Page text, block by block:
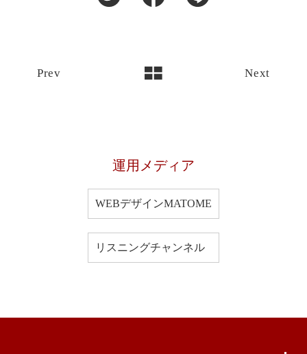
Next
Prev
運用メディア
WEBデザインMATOME
リスニングチャンネル